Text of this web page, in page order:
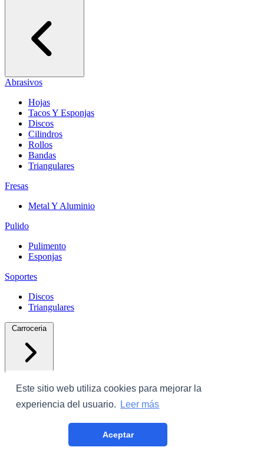
Este sitio web utiliza cookies para mejorar la
experiencia del usuario.
Leer más
Aceptar
Abrasivos
Hojas
Tacos Y Esponjas
Discos
Cilindros
Rollos
Bandas
Triangulares
Fresas
Metal Y Aluminio
Pulido
Pulimento
Esponjas
Soportes
Discos
Triangulares
Carroceria
Plastico Con Cinta